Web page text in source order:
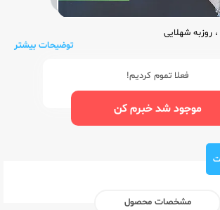
، روزبه شهلایی
توضیحات بیشتر
فعلا تموم کردیم!
موجود شد خبرم کن
مشخصات محصول